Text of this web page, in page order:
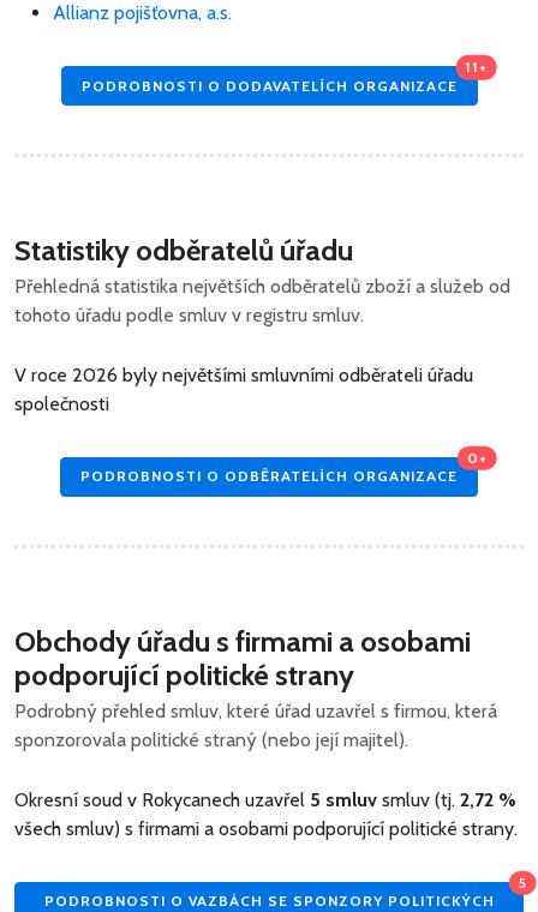
Allianz pojišťovna, a.s.
PODROBNOSTI O DODAVATELÍCH ORGANIZACE
11+
Statistiky odběratelů úřadu
Přehledná statistika největších odběratelů zboží a služeb od
tohoto úřadu podle smluv v registru smluv.
V roce 2026 byly největšími smluvními odběrateli úřadu
společnosti
PODROBNOSTI O ODBĚRATELÍCH ORGANIZACE
0+
Obchody úřadu s firmami a osobami
podporující politické strany
Podrobný přehled smluv, které úřad uzavřel s firmou, která
sponzorovala politické straný (nebo její majitel).
Okresní soud v Rokycanech uzavřel 5 smluv smluv (tj. 2,72 %
všech smluv) s firmami a osobami podporující politické strany.
PODROBNOSTI O VAZBÁCH SE SPONZORY POLITICKÝCH
5